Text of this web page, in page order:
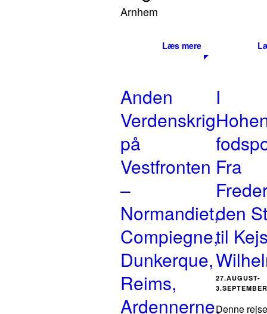
Arnhem
Læs mere
Anden
Verdenskrig
på
Vestfronten
–
Normandiet,
Compiegne,
Dunkerque,
Reims,
Ardennerne,
I
Fra
den
til
27.AUGUST-
Denne